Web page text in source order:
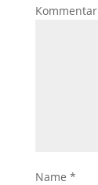
Kommentar
Name *